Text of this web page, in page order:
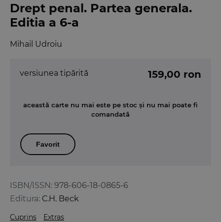
Drept penal. Partea generala.
Editia a 6-a
Mihail Udroiu
ISBN/ISSN: 978-606-18-0865-6
Editura: C.H. Beck
Cuprins Extras
versiunea tipărită 159,00 ron
această carte nu mai este pe stoc și nu mai poate fi
comandată
Favorit